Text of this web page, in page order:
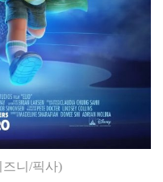
즈니/픽사)